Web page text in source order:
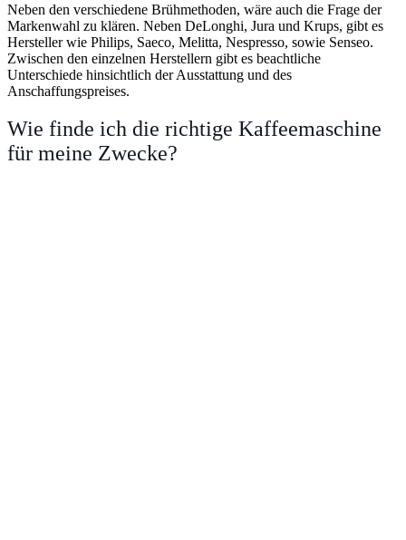
Neben den verschiedene Brühmethoden, wäre auch die Frage der
Markenwahl zu klären. Neben DeLonghi, Jura und Krups, gibt es
Hersteller wie Philips, Saeco, Melitta, Nespresso, sowie Senseo.
Zwischen den einzelnen Herstellern gibt es beachtliche
Unterschiede hinsichtlich der Ausstattung und des
Anschaffungspreises.
Wie finde ich die richtige Kaffeemaschine
für meine Zwecke?